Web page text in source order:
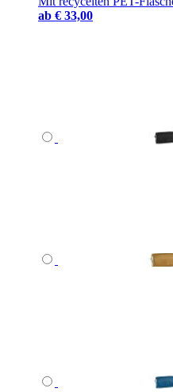
ab € 33,00